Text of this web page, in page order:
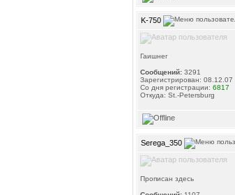
K-750
Гаишнег
Сообщений: 3291
Зарегистрирован: 08.12.07
Со дня регистрации: 6817
Откуда: St.-Petersburg
Serega_350
Прописан здесь